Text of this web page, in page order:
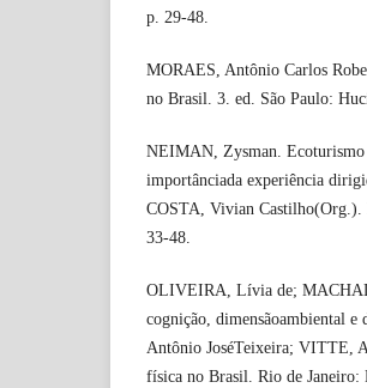
p. 29-48.
MORAES, Antônio Carlos
no Brasil. 3. ed. São Paulo:
NEIMAN, Zysman. Ecoturismo
importânciada experiência
COSTA, Vivian Castilho(Org.).
33-48.
OLIVEIRA, Lívia de;
cognição, dimensãoambiental
Antônio JoséTeixeira; VITTE,
física no Brasil. Rio de